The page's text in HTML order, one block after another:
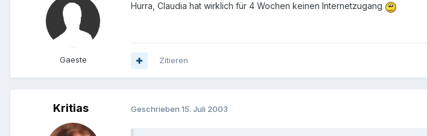
Gaeste
Hurra, Claudia hat wirklich für 4 Wochen keinen Internetzugang
Zitieren
Kritias Geschrieben 15. Juli 2003